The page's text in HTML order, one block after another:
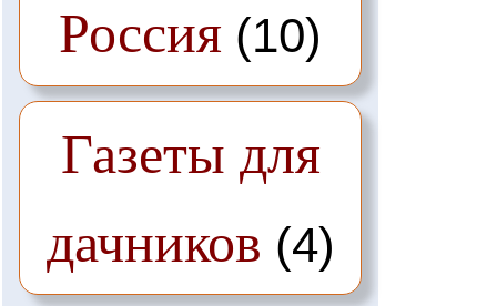
Россия (10)
Газеты для
дачников (4)